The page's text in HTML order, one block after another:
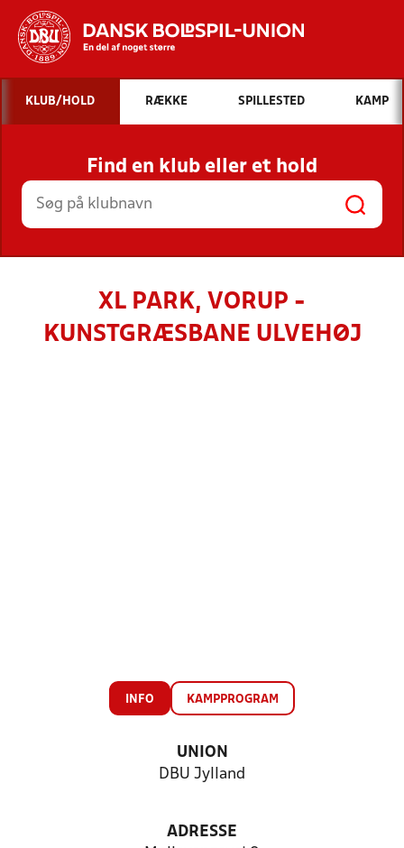
Hvad vil du søge efter?
INDHOLD OG NYHEDER
STILLINGER, RESULTATER, KLUBBER OG
HOLD
KLUB/HOLD RÆKKE SPILLESTED KAMP
Find en klub eller et hold
XL PARK, VORUP -
KUNSTGRÆSBANE ULVEHØJ
INFO KAMPPROGRAM
UNION
DBU Jylland
ADRESSE